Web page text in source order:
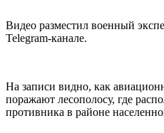
Видео разместил военный
Telegram-канале.
На записи видно, как
поражают лесополосу, где
противника в районе